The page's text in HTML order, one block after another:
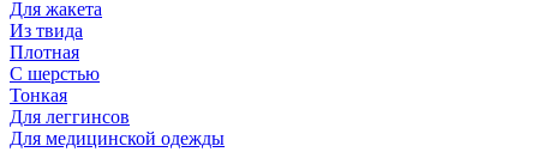
Для жакета
Из твида
Плотная
С шерстью
Тонкая
Для леггинсов
Для медицинской одежды